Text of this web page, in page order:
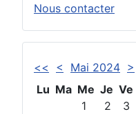
Nous contacter
<< < Mai 2024 >
Lu Ma Me Je Ve
1
2 3